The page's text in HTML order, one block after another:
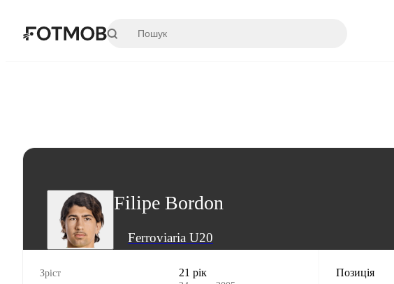
Filipe Bordon
Ferroviaria U20
Зріст 21 рік Позиція